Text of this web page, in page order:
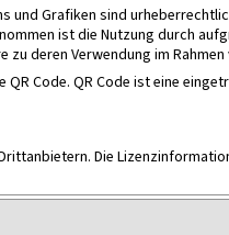
und Grafiken sind
ist die Nutzung durch
deren Verwendung im
Code. QR Code ist eine
Die